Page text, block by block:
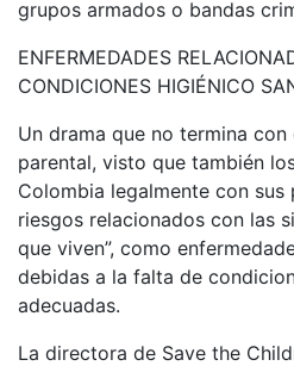
grupos armados o bandas
ENFERMEDADES
CONDICIONES HIGIÉNICO
Un drama que no termina
parental, visto que también
Colombia legalmente con sus
riesgos relacionados con las
que viven”, como
debidas a la falta de
adecuadas.
La directora de Save the